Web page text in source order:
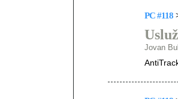
PC #118
Jovan